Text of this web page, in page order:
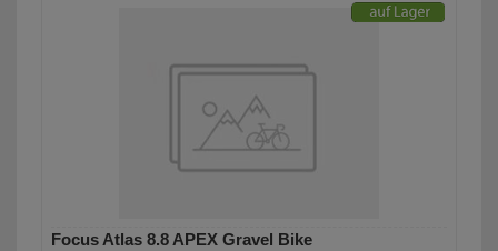
Focus Atlas 8.8 APEX Gravel Bike